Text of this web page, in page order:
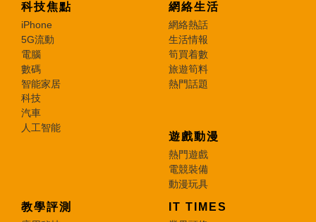
科技焦點
iPhone
5G流動
電腦
數碼
智能家居
科技
汽車
人工智能
網絡生活
網絡熱話
生活情報
筍買着數
旅遊筍料
熱門話題
遊戲動漫
熱門遊戲
電競裝備
動漫玩具
教學評測 IT TIMES